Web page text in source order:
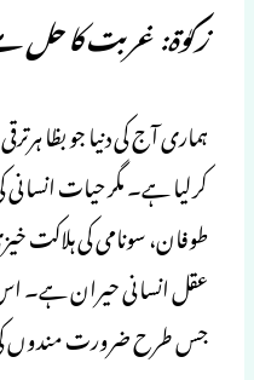
زکوٰۃ: غربت کا حل
ہماری آج کی دنیا جو بظا
کرلیا ہے۔ مگر حیات
طوفان، سونامی کی ہلاکت
عقل انسانی حیران ہے۔
جس طرح ضرورت مندوں کی